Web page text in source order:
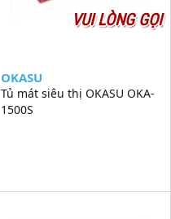
VUI LÒNG GỌI
OKASU
Tủ mát siêu thị OKASU OKA-
1500S